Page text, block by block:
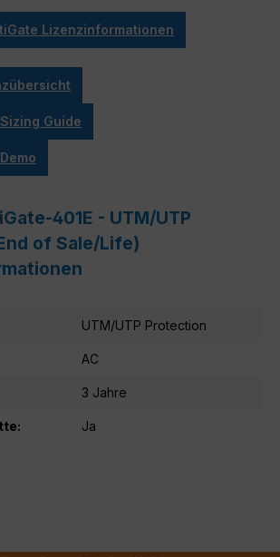
Lizenzinformationen
Guide
401E - UTM/UTP
of Sale/Life)
UTM/UTP Protection
AC
3 Jahre
Ja